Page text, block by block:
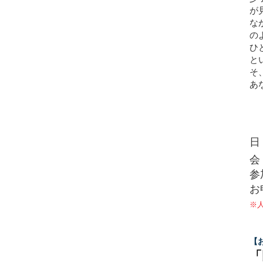
が
な
の
ひ
と
そ
あ
参
※
【